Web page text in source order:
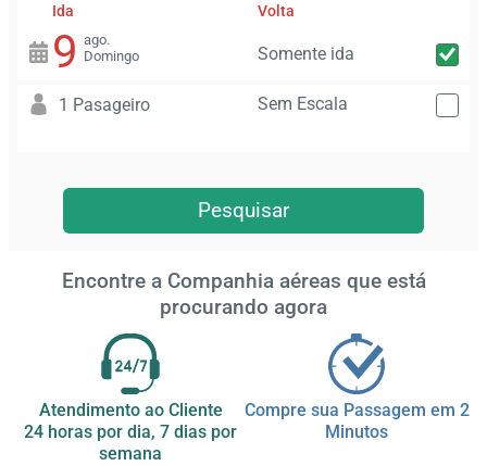
Ida
9 ago.
Domingo
Volta
Somente ida
1 Pasageiro Sem Escala
Pesquisar
Encontre a Companhia aéreas que está
procurando agora
Atendimento ao Cliente
24 horas por dia, 7 dias por
semana
Compre sua Passagem em 2
Minutos